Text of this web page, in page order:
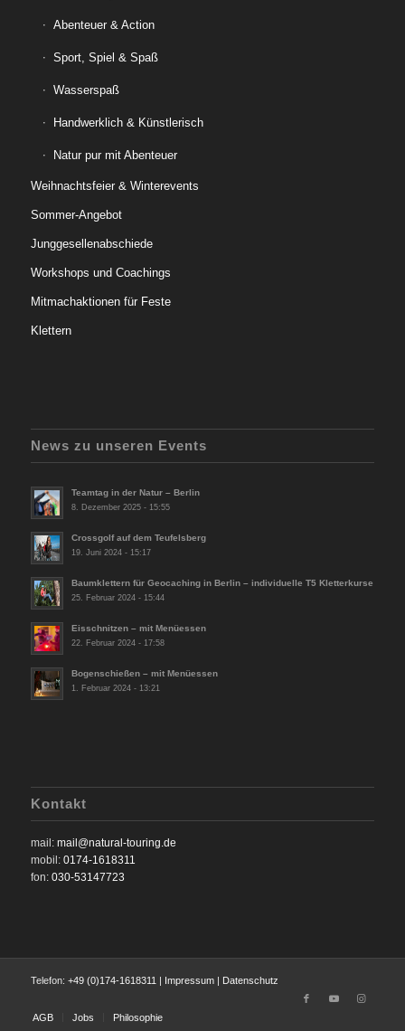
Abenteuer & Action
Sport, Spiel & Spaß
Wasserspaß
Handwerklich & Künstlerisch
Natur pur mit Abenteuer
Weihnachtsfeier & Winterevents
Sommer-Angebot
Junggesellenabschiede
Workshops und Coachings
Mitmachaktionen für Feste
Klettern
News zu unseren Events
Teamtag in der Natur – Berlin
8. Dezember 2025 - 15:55
Crossgolf auf dem Teufelsberg
19. Juni 2024 - 15:17
Baumklettern für Geocaching in Berlin – individuelle T5 Kletterkurse
25. Februar 2024 - 15:44
Eisschnitzen – mit Menüessen
22. Februar 2024 - 17:58
Bogenschießen – mit Menüessen
1. Februar 2024 - 13:21
Kontakt
mail: mail@natural-touring.de
mobil: 0174-1618311
fon: 030-53147723
Telefon: +49 (0)174-1618311 | Impressum| Datenschutz
AGB Jobs Philosophie